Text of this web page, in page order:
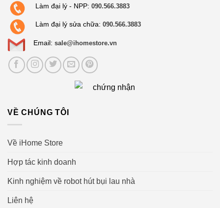
Làm đại lý - NPP: 090.566.3883
Làm đại lý sửa chữa: 090.566.3883
Email: sale@ihomestore.vn
VỀ CHÚNG TÔI
Về iHome Store
Hợp tác kinh doanh
Kinh nghiệm về robot hút bụi lau nhà
Liên hệ